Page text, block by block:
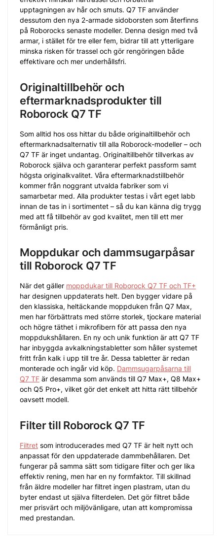
upptagningen av hår och smuts. Q7 TF använder
dessutom den nya 2-armade sidoborsten som återfinns
på Roborocks senaste modeller. Denna design med två
armar, i stället för tre eller fem, bidrar till att ytterligare
minska risken för trassel och gör rengöringen både
effektivare och mer underhållsfri.
Originaltillbehör och
eftermarknadsprodukter till
Roborock Q7 TF
Som alltid hos oss hittar du både originaltillbehör och
eftermarknadsalternativ till alla Roborock-modeller – och
Q7 TF är inget undantag. Originaltillbehör tillverkas av
Roborock själva och garanterar perfekt passform samt
högsta originalkvalitet. Våra eftermarknadstillbehör
kommer från noggrant utvalda fabriker som vi
samarbetar med. Alla produkter testas i vårt eget labb
innan de tas in i sortimentet – så du kan känna dig trygg
med att få tillbehör av god kvalitet, men till ett mer
förmånligt pris.
Moppdukar och dammsugarpåsar
till Roborock Q7 TF
När det gäller moppdukar till Roborock Q7 TF och TF+
har designen uppdaterats helt. Den bygger vidare på
den klassiska, heltäckande moppduken från Q7 Max,
men har förbättrats med större storlek, tjockare material
och högre täthet i mikrofibern för att passa den nya
moppdukshållaren. En ny och unik funktion är att Q7 TF
har inbyggda avkalkningstabletter som håller systemet
fritt från kalk i upp till tre år. Dessa tabletter är redan
monterade och ingår vid köp. Dammsugarpåsarna till
Q7 TF är desamma som används till Q7 Max+, Q8 Max+
och Q5 Pro+, vilket gör det enkelt att hitta rätt tillbehör
oavsett modell.
Filter till Roborock Q7 TF
Filtret som introducerades med Q7 TF är helt nytt och
anpassat för den uppdaterade dammbehållaren. Det
fungerar på samma sätt som tidigare filter och ger lika
effektiv rening, men har en ny formfaktor. Till skillnad
från äldre modeller har filtret ingen plastram, utan du
byter endast ut själva filterdelen. Det gör filtret både
mer prisvärt och miljövänligare, utan att kompromissa
med prestandan.